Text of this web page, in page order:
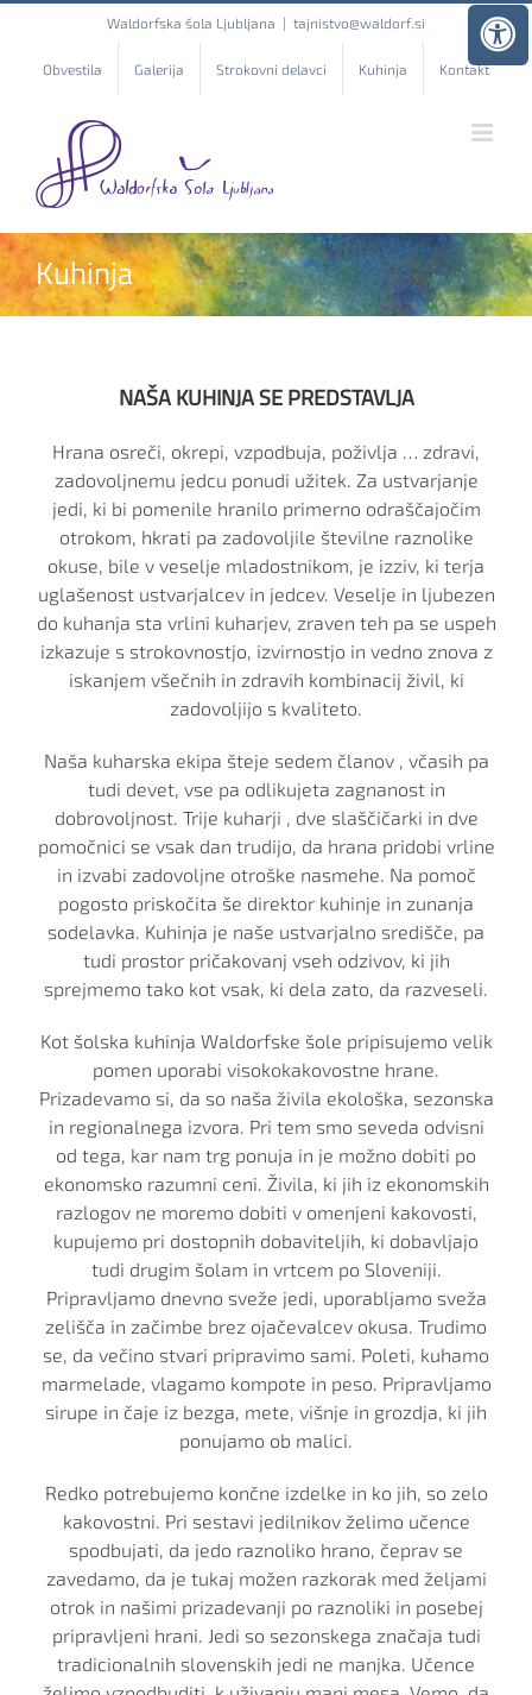
content
Waldorfska šola Ljubljana | tajnistvo@waldorf.si
Obvestila Galerija Strokovni delavci Kuhinja Kontakt
Kuhinja
NAŠA KUHINJA SE PREDSTAVLJA
Hrana osreči, okrepi, vzpodbuja, poživlja … zdravi,
zadovoljnemu jedcu ponudi užitek. Za ustvarjanje
jedi, ki bi pomenile hranilo primerno odraščajočim
otrokom, hkrati pa zadovoljile številne raznolike
okuse, bile v veselje mladostnikom, je izziv, ki terja
uglašenost ustvarjalcev in jedcev. Veselje in ljubezen
do kuhanja sta vrlini kuharjev, zraven teh pa se uspeh
izkazuje s strokovnostjo, izvirnostjo in vedno znova z
iskanjem všečnih in zdravih kombinacij živil, ki
zadovoljijo s kvaliteto.
Naša kuharska ekipa šteje sedem članov , včasih pa
tudi devet, vse pa odlikujeta zagnanost in
dobrovoljnost. Trije kuharji , dve slaščičarki in dve
pomočnici se vsak dan trudijo, da hrana pridobi vrline
in izvabi zadovoljne otroške nasmehe. Na pomoč
pogosto priskočita še direktor kuhinje in zunanja
sodelavka. Kuhinja je naše ustvarjalno središče, pa
tudi prostor pričakovanj vseh odzivov, ki jih
sprejmemo tako kot vsak, ki dela zato, da razveseli.
Kot šolska kuhinja Waldorfske šole pripisujemo velik
pomen uporabi visokokakovostne hrane.
Prizadevamo si, da so naša živila ekološka, sezonska
in regionalnega izvora. Pri tem smo seveda odvisni
od tega, kar nam trg ponuja in je možno dobiti po
ekonomsko razumni ceni. Živila, ki jih iz ekonomskih
razlogov ne moremo dobiti v omenjeni kakovosti,
kupujemo pri dostopnih dobaviteljih, ki dobavljajo
tudi drugim šolam in vrtcem po Sloveniji.
Pripravljamo dnevno sveže jedi, uporabljamo sveža
zelišča in začimbe brez ojačevalcev okusa. Trudimo
se, da večino stvari pripravimo sami. Poleti, kuhamo
marmelade, vlagamo kompote in peso. Pripravljamo
sirupe in čaje iz bezga, mete, višnje in grozdja, ki jih
ponujamo ob malici.
Redko potrebujemo končne izdelke in ko jih, so zelo
kakovostni. Pri sestavi jedilnikov želimo učence
spodbujati, da jedo raznoliko hrano, čeprav se
zavedamo, da je tukaj možen razkorak med željami
otrok in našimi prizadevanji po raznoliki in posebej
pripravljeni hrani. Jedi so sezonskega značaja tudi
tradicionalnih slovenskih jedi ne manjka. Učence